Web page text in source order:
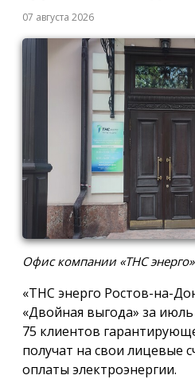
07 августа 2026
Офис компании «ТНС
«ТНС энерго Ростов-на-
«Двойная выгода» за
75 клиентов
получат на свои лицевые
оплаты электроэнергии.